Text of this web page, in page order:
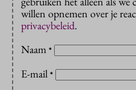
willen opnemen over je
privacybeleid.
Naam *
E-mail *